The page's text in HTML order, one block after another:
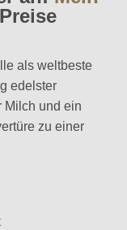
als weltbeste
edelster
Milch und ein
zu einer